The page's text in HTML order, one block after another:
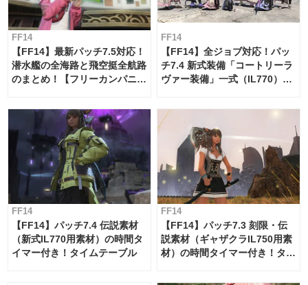
FF14
【FF14】最新パッチ7.5対応！
潜水艦の全海路と飛空挺全航路
のまとめ！【フリーカンパニ
FF14
【FF14】全ジョブ対応！パッ
チ7.4 新式装備「コートリーラ
ヴァー装備」一式（IL770）の
FF14
【FF14】パッチ7.4 伝説素材
（新式IL770用素材）の時間タ
イマー付き！タイムテーブル
FF14
【FF14】パッチ7.3 刻限・伝
説素材（ギャザクラIL750用素
材）の時間タイマー付き！タイ